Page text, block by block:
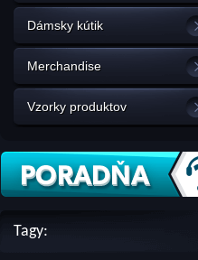
Dámsky kútik
Merchandise
Vzorky produktov
Tagy: